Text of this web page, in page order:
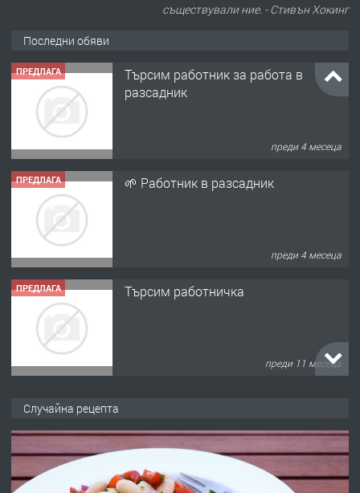
съществували ние. - Стивън Хокинг
Последни обяви
ПРЕДЛАГА
Търсим работник за работа в
разсадник
преди 4 месеца
ПРЕДЛАГА 🌱 Работник в разсадник
преди 4 месеца
ПРЕДЛАГА Търсим работничка
преди 11 месеца
преди 1 година
Случайна рецепта